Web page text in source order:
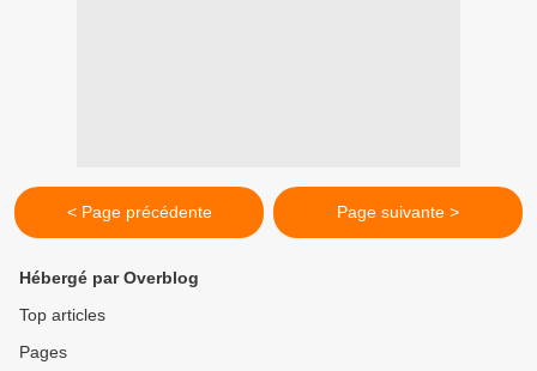
< Page précédente Page suivante >
Hébergé par Overblog
Top articles
Pages